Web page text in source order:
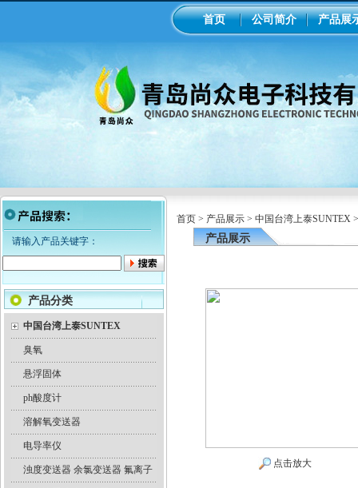
首页 公司简介 产品展
请输入产品关键字：
产品分类
中国台湾上泰SUNTEX
臭氧
悬浮固体
ph酸度计
溶解氧变送器
电导率仪
浊度变送器 余氯变送器 氟离子
首页 > 产品展示 > 中国台湾上泰SUNTEX
产品展示
点击放大